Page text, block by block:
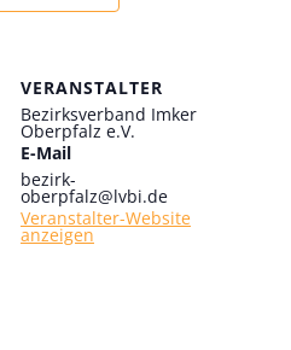
VERANSTALTER
Bezirksverband Imker
Oberpfalz e.V.
E-Mail
bezirk-
oberpfalz@lvbi.de
Veranstalter-Website
anzeigen